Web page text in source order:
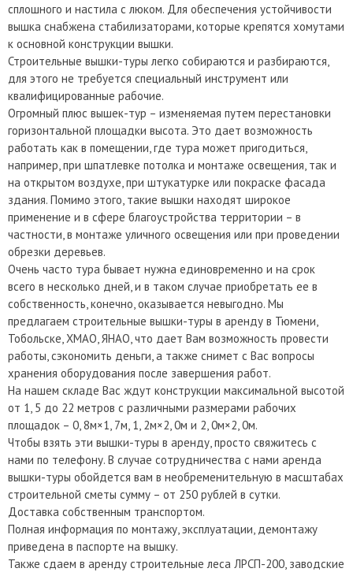
сплошного и настила с люком. Для обеспечения устойчивости
вышка снабжена стабилизаторами, которые крепятся хомутами
к основной конструкции вышки.
Строительные вышки-туры легко собираются и разбираются,
для этого не требуется специальный инструмент или
квалифицированные рабочие.
Огромный плюс вышек-тур – изменяемая путем перестановки
горизонтальной площадки высота. Это дает возможность
работать как в помещении, где тура может пригодиться,
например, при шпатлевке потолка и монтаже освещения, так и
на открытом воздухе, при штукатурке или покраске фасада
здания. Помимо этого, такие вышки находят широкое
применение и в сфере благоустройства территории – в
частности, в монтаже уличного освещения или при проведении
обрезки деревьев.
Очень часто тура бывает нужна единовременно и на срок
всего в несколько дней, и в таком случае приобретать ее в
собственность, конечно, оказывается невыгодно. Мы
предлагаем строительные вышки-туры в аренду в Тюмени,
Тобольске, ХМАО, ЯНАО, что дает Вам возможность провести
работы, сэкономить деньги, а также снимет с Вас вопросы
хранения оборудования после завершения работ.
На нашем складе Вас ждут конструкции максимальной высотой
от 1, 5 до 22 метров с различными размерами рабочих
площадок – 0, 8м×1, 7м, 1, 2м×2, 0м и 2, 0м×2, 0м.
Чтобы взять эти вышки-туры в аренду, просто свяжитесь с
нами по телефону. В случае сотрудничества с нами аренда
вышки-туры обойдется вам в необременительную в масштабах
строительной сметы сумму – от 250 рублей в сутки.
Доставка собственным транспортом.
Полная информация по монтажу, эксплуатации, демонтажу
приведена в паспорте на вышку.
Также сдаем в аренду строительные леса ЛРСП-200, заводские